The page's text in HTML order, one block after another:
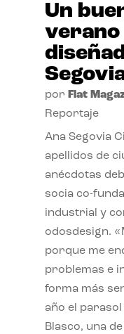
Un
por Flat
Reportaje
Ana Segovia
apellidos de
anécdotas
socia co-
industrial y
odosdesign.
porque me
problemas e
forma más
año el
Blasco, una